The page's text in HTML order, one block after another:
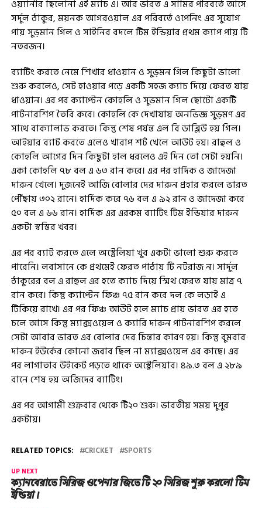
ওয়্যার্নার ছিলোনা এই ম্যাচ এ। আর ভারত এ সামির পরিবর্তে আসে
সর্দুল ঠাকুর, ময়নক আগরওয়াল এর পরিবর্তে ওপেনিং এর সুযোগ
পায় সুভ্মান গিল ও সাইনির বদলে টিম ইন্ডিয়ার প্রথম ক্যাপ পায় টি
নতরজন।
ব্যাটিং করতে নেমে শিখার ধাওয়ান ও সুভ্মন গিল কিছুটা ভালো
শুরু করলেও, সেট হাওয়ার পড়ে একটি সহজ ক্যাচ দিয়ে ফেরত যায়
ধাওয়ান। এর পর ক্যাপ্টেন কোহলি ও সুভমান গিল ছোটো একটি
পার্টনারশিপ তৈরি করে। কোহলি কে দেখাযায় অনভিজ্ঞ সুভ্মণ এর
সাথে বাক্যালাভ করতে। কিন্তু শেষ পর্যন্ত এল বি ডাব্লিউ হয় গিল।
আইয়ার ব্যাট করতে এলেও খারাপ শর্ট খেলে আউট হয়। রাহুল ও
কোহলি আগের দিন কিছুটা হাল ধরলেও এই দিন তো সেটা হয়নি।
একা কোহলি ৭৮ বল এ ৬৩ রান করে। এর পর হার্দিক ও জাদেজা
দারুন খেলে। দুজনেই আজি বোলার দের দারুন প্রহার করলে ভারত
পৌঁছায় ৩০২ রানে। হার্দিক করে ৭৬ বল এ ৯২ রান ও জাদেজা করে
৫০ বল এ ৬৬ রান। হার্দিক এর এরকম ব্যাটিং টিম ইন্ডিয়ার দারুন
একটা স্বস্তির খবর।
এর পর ব্যাট করতে এলে অস্ট্রেলিয়া খুব একটা ভালো শুরু করতে
পারেনি। লবাসানে কে প্রথমেই ফেরত পাঠায় টি নটরাজ ন। সার্দুল
ঠাকুরের বল এ রাহুল এর হতে ক্যাচ দিয়ে স্মিথ ফেরত যায় মাত্র ৭
রান করে। কিন্তু ক্যাপ্টেন ফিঞ্চ ৭৫ রান করে দল কে লড়াই এ
টিকিয়ে রাখে। এর পর ফিঞ্চ আউট হলে ম্যাচ প্রায় ভারত এর হতে
চলে আসে কিন্তু ম্যাক্সওয়েল ও ক্যারি দারুন পার্টনারশিপ করলে
সেটা আবার ভারত এর বোলার দের চিন্তার কারণ হয়। কিন্তু বুমরার
দারুন ইউর্কের কোনো জবাব ছিল না ম্যাক্সওয়েল এর কাছে। এর
পর লাগাতার উইকেট পড়তে থাকে অস্ট্রেলিয়ার। ৪৯.৩ বল এ ২৮৯
রানে শেষ হয় অজিদের ব্যাটিং।
এর পর আগামী শুক্রবার থেকে টি২০ শুরু। ভারতীয় সময় দুপুর
একটায়।
RELATED TOPICS: CRICKET SPORTS
UP NEXT
ক্যানবেরাতে সিরিজ ওপেনার জিতে টি ২০ সিরিজ শুরু করলো টিম
ইন্ডিয়া।